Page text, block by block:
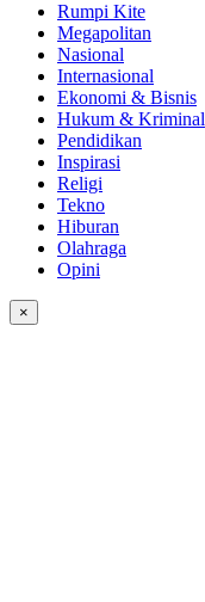
Rumpi Kite
Megapolitan
Nasional
Internasional
Ekonomi & Bisnis
Hukum & Kriminal
Pendidikan
Inspirasi
Religi
Tekno
Hiburan
Olahraga
Opini
×